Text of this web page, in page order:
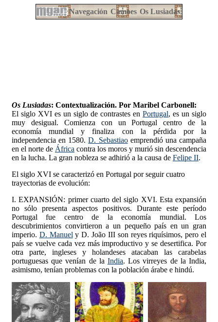
Navegación Camoes Os Lusiadas
Os Lusiadas: Contextualización. Por Maribel Carbonell:
El siglo XVI es un siglo de contrastes en Portugal, es un siglo
muy desigual. Comienza con un Portugal centro de la
economía mundial y finaliza con la pérdida por la
independencia en 1580.D. Sebastiaoemprendió una campaña
en el norte de África contra los moros y murió sin descendencia
en la lucha. La gran nobleza se adhirió a la causa de Felipe II.
El siglo XVI se caracterizó en Portugal por seguir cuatro
trayectorias de evolución:
I. EXPANSIÓN: primer cuarto del siglo XVI. Esta expansión
no sólo presenta aspectos positivos. Durante este período
Portugal fue centro de la economía mundial. Los
descubrimientos convirtieron a un pequeño país en un gran
imperio. D. Manuel y D. João III son reyes riquísimos, pero el
país se vuelve cada vez más improductivo y se desertifica. Por
otra parte, ingleses y holandeses atacaban las carabelas
portuguesas que venían de la India. Los virreyes de la India,
asimismo, tenían problemas con la población árabe e hindú.